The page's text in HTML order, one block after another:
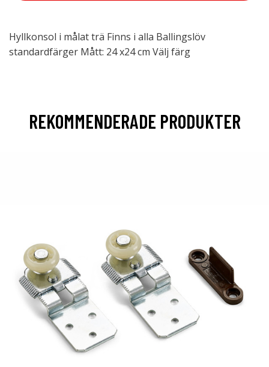
Hyllkonsol i målat trä Finns i alla Ballingslöv
standardfärger Mått: 24 x24 cm Välj färg
REKOMMENDERADE PRODUKTER